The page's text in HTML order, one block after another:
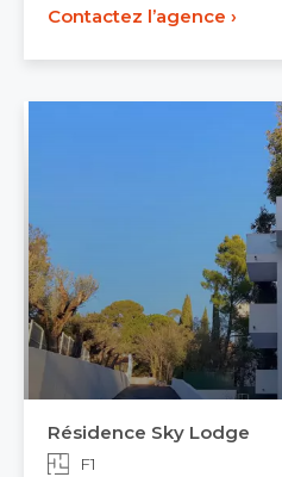
Contactez l’agence ›
Résidence Sky Lodge
F1